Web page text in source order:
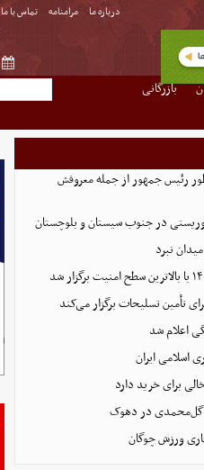
درباره ما مرامنامه تماس با ما
بازرگانی
رئیس جمهور از جمله معروفش
در جنوب سیستان و بلوچستان
نبرد
تأمین تسلیحات برگزار می‌کند
اعلام شد
اسلامی ایران
برای خرید دارد
گل‌محمدی در دهوک
ورزش چوگان